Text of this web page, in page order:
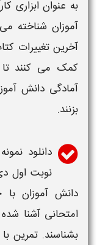
به عنوان
آموزان شناخته
آخرین تغییرات
کمک می کنند تا
آمادگی دانش
بزنند.
دانلود
نوبت اول
دانش آموزان با
امتحانی آشنا
بشناسند. تمرین